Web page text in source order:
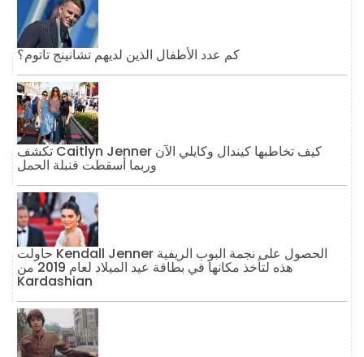
كم عدد الأطفال الذين لديهم تشانينج تاتوم؟
تكشف Caitlyn Jenner كيف تخاطبها كيندال وكايلي الآن
وربما أسقطت قنبلة الحمل
حاولت Kendall Jenner الحصول على نجمة البوب ​​الريفية
هذه لتأخذ مكانها في بطاقة عيد الميلاد لعام 2019 من
Kardashian